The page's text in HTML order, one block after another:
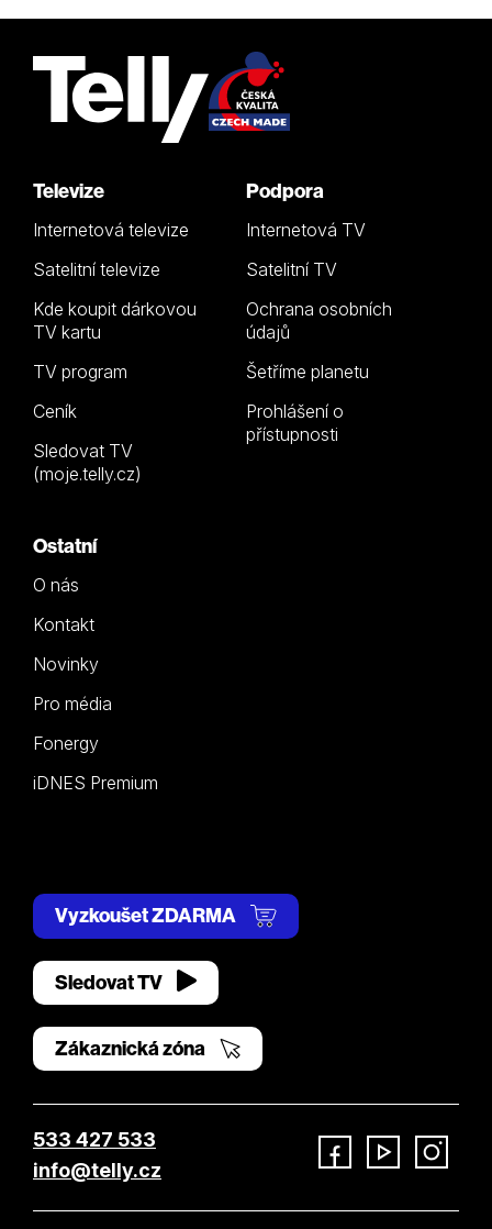
Televize
Internetová televize
Satelitní televize
Kde koupit dárkovou
TV kartu
TV program
Ceník
Sledovat TV
(moje.telly.cz)
Podpora
Internetová TV
Satelitní TV
Ochrana osobních
údajů
Šetříme planetu
Prohlášení o
přístupnosti
Ostatní
O nás
Kontakt
Novinky
Pro média
Fonergy
iDNES Premium
Vyzkoušet ZDARMA
Sledovat TV
Zákaznická zóna
533 427 533
info@telly.cz